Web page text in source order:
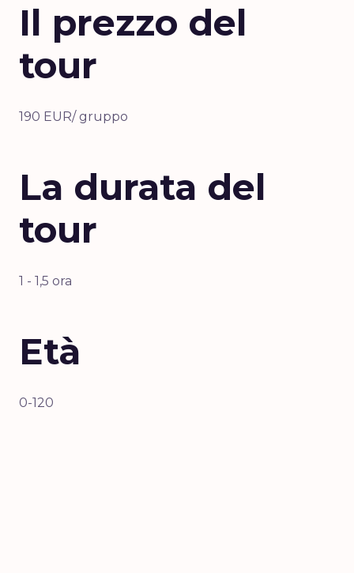
Il prezzo del
tour
190 EUR/ gruppo
La durata del
tour
1 - 1,5 ora
Età
0-120